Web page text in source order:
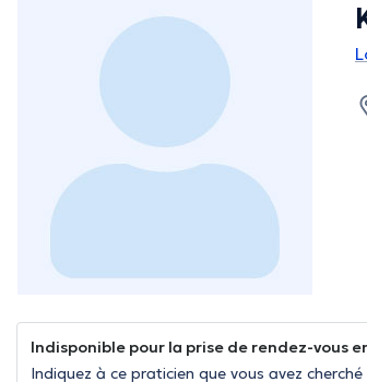
Indisponible pour la prise de rendez-vous
Indiquez à ce praticien que vous avez